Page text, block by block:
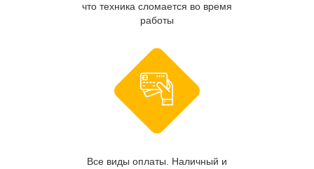
что техника сломается во время
работы
Все виды оплаты. Наличный и